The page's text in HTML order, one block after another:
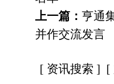
上一篇： 亨通
并作交流发言
[ 资讯搜索 ] [